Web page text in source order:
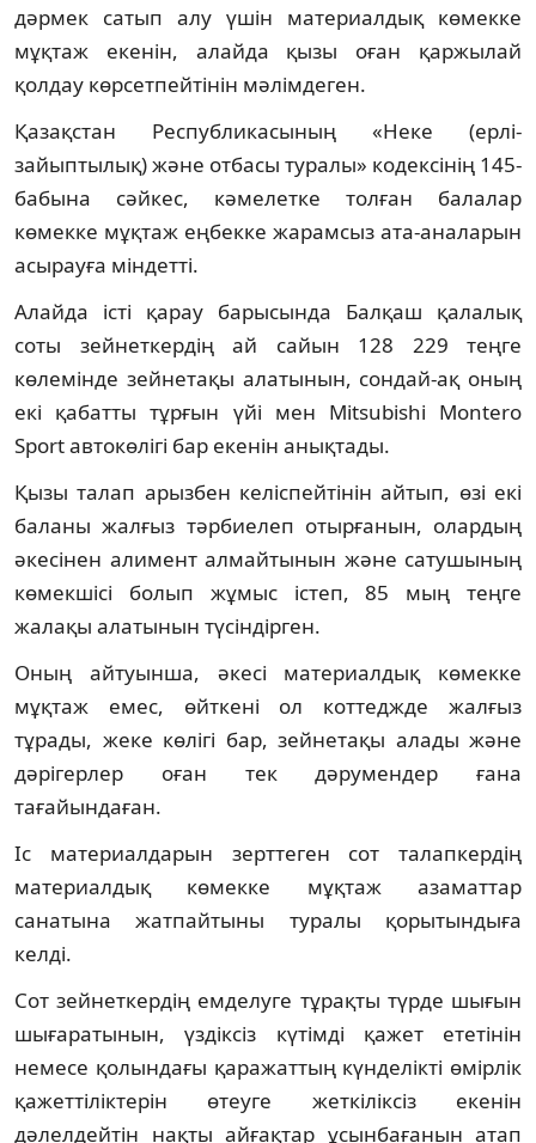
дәрмек сатып алу үшін материалдық көмекке
мұқтаж екенін, алайда қызы оған қаржылай
қолдау көрсетпейтінін мәлімдеген.
Қазақстан Республикасының «Неке (ерлі-
зайыптылық) және отбасы туралы» кодексінің 145-
бабына сәйкес, кәмелетке толған балалар
көмекке мұқтаж еңбекке жарамсыз ата-аналарын
асырауға міндетті.
Алайда істі қарау барысында Балқаш қалалық
соты зейнеткердің ай сайын 128 229 теңге
көлемінде зейнетақы алатынын, сондай-ақ оның
екі қабатты тұрғын үйі мен Mitsubishi Montero
Sport автокөлігі бар екенін анықтады.
Қызы талап арызбен келіспейтінін айтып, өзі екі
баланы жалғыз тәрбиелеп отырғанын, олардың
әкесінен алимент алмайтынын және сатушының
көмекшісі болып жұмыс істеп, 85 мың теңге
жалақы алатынын түсіндірген.
Оның айтуынша, әкесі материалдық көмекке
мұқтаж емес, өйткені ол коттеджде жалғыз
тұрады, жеке көлігі бар, зейнетақы алады және
дәрігерлер оған тек дәрумендер ғана
тағайындаған.
Іс материалдарын зерттеген сот талапкердің
материалдық көмекке мұқтаж азаматтар
санатына жатпайтыны туралы қорытындыға
келді.
Сот зейнеткердің емделуге тұрақты түрде шығын
шығаратынын, үздіксіз күтімді қажет ететінін
немесе қолындағы қаражаттың күнделікті өмірлік
қажеттіліктерін өтеуге жеткіліксіз екенін
дәлелдейтін нақты айғақтар ұсынбағанын атап